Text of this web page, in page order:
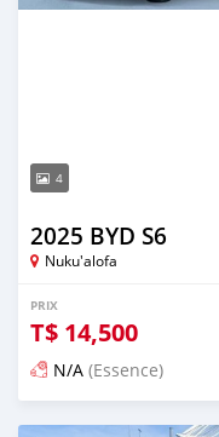
4
2025 BYD S6
Nuku'alofa
PRIX
T$ 14,500
N/A (Essence)
Publié il y a 12 jours